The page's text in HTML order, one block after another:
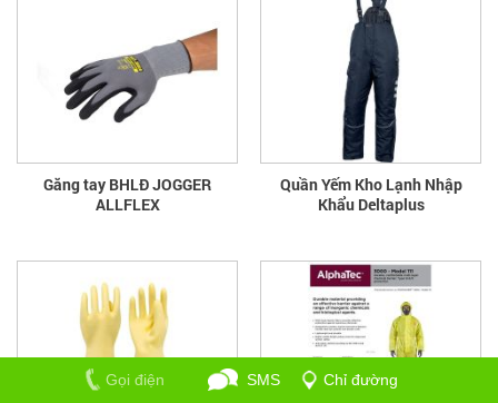
Găng tay BHLĐ JOGGER
ALLFLEX
Quần Yếm Kho Lạnh Nhập
Khẩu Deltaplus
Gọi điện SMS Chỉ đường